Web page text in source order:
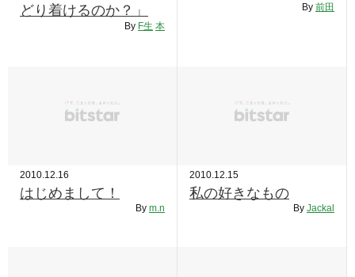
どり着けるのか？」
By F生 本
By 前田
2010.12.16
はじめまして！
By m.n
2010.12.15
私の好きなもの
By Jackal